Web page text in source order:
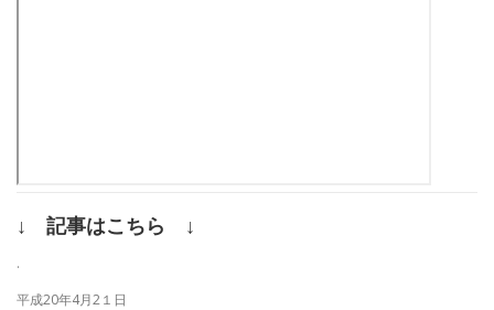
↓ 記事はこちら ↓
.
平成20年4月2１日